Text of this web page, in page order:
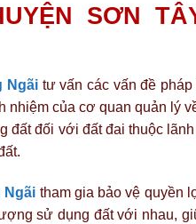
SƠN
Ngãi tư vấn các vấn đề
nhiệm của cơ quan quản lý
đối với đất đai thuộc
Ngãi tham gia bảo vệ quyền
sử dụng đất với nhau,